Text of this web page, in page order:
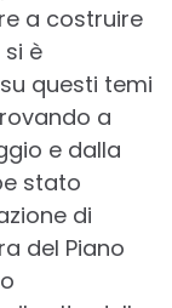
a costruire
è
questi temi
a
e dalla
stato
di
del Piano